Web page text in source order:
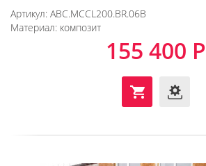
Артикул: ABC.MCCL200.BR.06B
Материал: композит
155 400 Р